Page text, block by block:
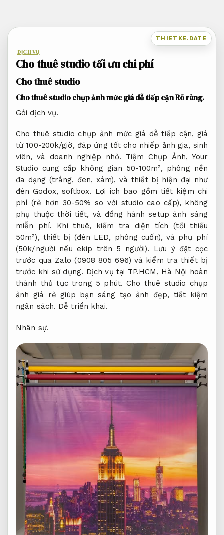
THIETKE.DATE
DỊCH VỤ
Cho thuê studio tối ưu chi phí
Cho thuê studio
Cho thuê studio chụp ảnh mức giá dễ tiếp cậnRõ ràng.
Gói dịch vụ.
Cho thuê studio chụp ảnh mức giá dễ tiếp cận, giá
từ 100-200k/giờ, đáp ứng tốt cho nhiếp ảnh gia, sinh
viên, và doanh nghiệp nhỏ. Tiệm Chụp Ảnh, Your
Studio cung cấp không gian 50-100m², phông nền
đa dạng (trắng, đen, xám), và thiết bị hiện đại như
đèn Godox, softbox. Lợi ích bao gồm tiết kiệm chi
phí (rẻ hơn 30-50% so với studio cao cấp), không
phụ thuộc thời tiết, và đồng hành setup ánh sáng
miễn phí. Khi thuê, kiểm tra diện tích (tối thiểu
50m²), thiết bị (đèn LED, phông cuốn), và phụ phí
(50k/người nếu ekip trên 5 người). Lưu ý đặt cọc
trước qua Zalo (0908 805 696) và kiểm tra thiết bị
trước khi sử dụng. Dịch vụ tại TP.HCM, Hà Nội hoàn
thành thủ tục trong 5 phút. Cho thuê studio chụp
ảnh giá rẻ giúp bạn sáng tạo ảnh đẹp, tiết kiệm
ngân sách. Dễ triển khai.
Nhân sự.